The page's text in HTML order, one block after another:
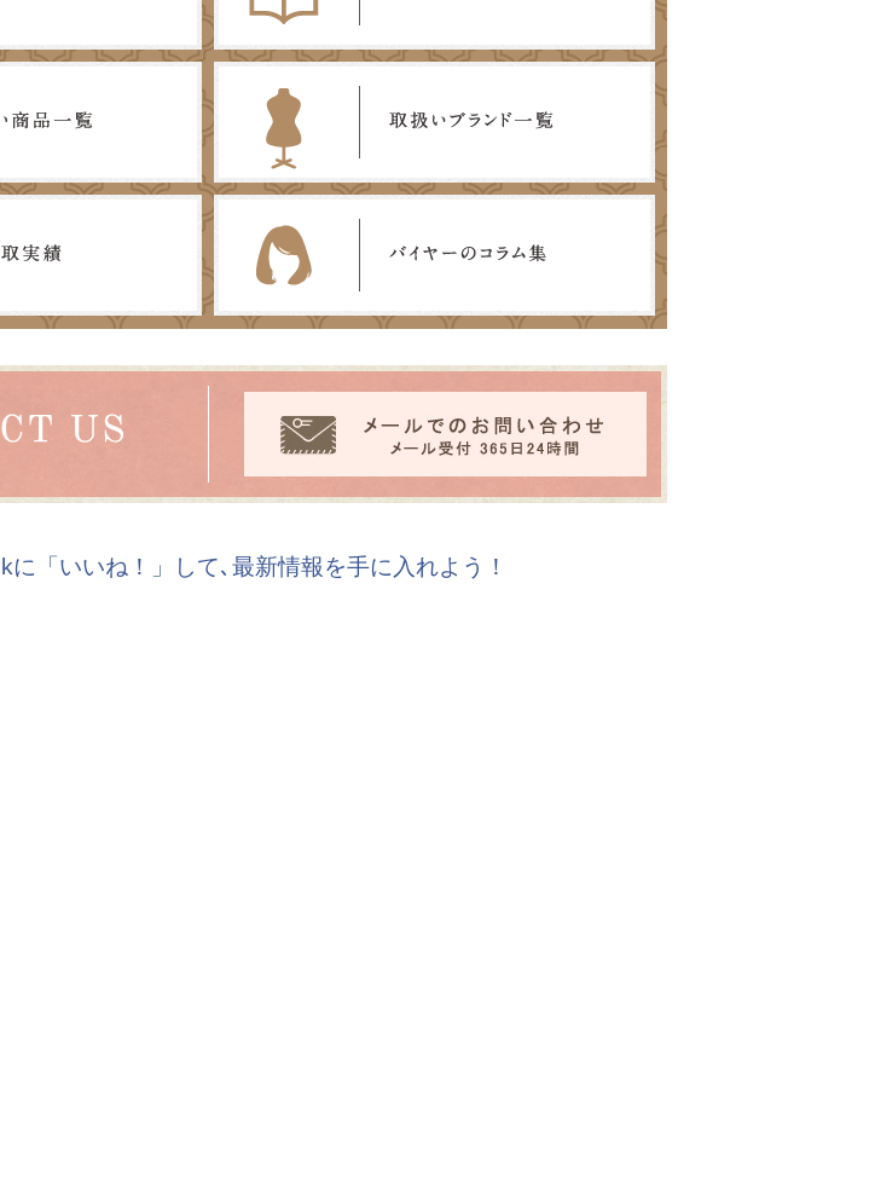
に「いいね！」して､最新情報を手に入れよう！